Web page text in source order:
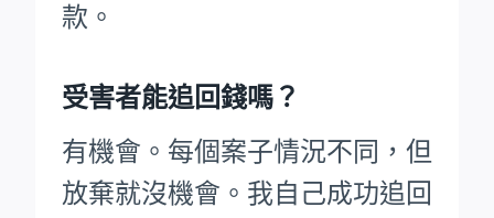
款。
受害者能追回錢嗎？
有機會。每個案子情況不同，但
放棄就沒機會。我自己成功追回